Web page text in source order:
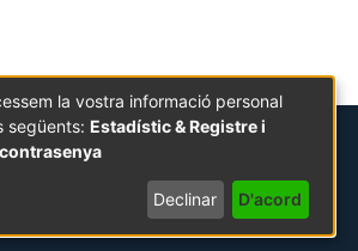
la vostra informació personal
següents: Estadístic & Registre i
Declinar D'acord